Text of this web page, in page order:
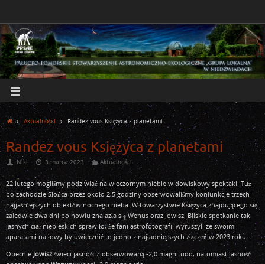
Aktualności Randez vous Księżyca z planetami
Randez vous Księżyca z planetami
Niki 3 marca 2023 Aktualności
22 lutego mogliśmy podziwiać na wieczornym niebie widowiskowy spektakl. Tuż
po zachodzie Słońca przez około 2,5 godziny obserwowaliśmy koniunkcje trzech
najjaśniejszych obiektów nocnego nieba. W towarzystwie Księżyca znajdującego się
zaledwie dwa dni po nowiu znalazła się Wenus oraz Jowisz. Bliskie spotkanie tak
jasnych ciał niebieskich sprawiło, że fani astrofotografii wyruszyli ze swoimi
aparatami na łowy by uwiecznić to jedno z najładniejszych złączeń w 2023 roku.
Obecnie Jowiszświeci jasnością obserwowaną -2,0 magnitudo, natomiast jasność